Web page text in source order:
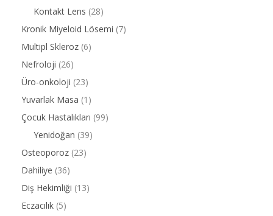
Kontakt Lens (28)
Kronik Miyeloid Lösemi (7)
Multipl Skleroz (6)
Nefroloji (26)
Üro-onkoloji (23)
Yuvarlak Masa (1)
Çocuk Hastalıkları (99)
Yenidoğan (39)
Osteoporoz (23)
Dahiliye (36)
Diş Hekimliği (13)
Eczacılık (5)